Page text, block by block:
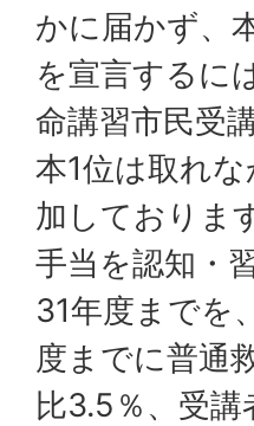
かに届かず、
を宣言するに
命講習市民受
本1位は取れ
加しておりま
手当を認知・
31年度までを
度までに普通
比3.5％、受